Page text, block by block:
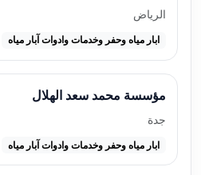
الرياض
ابار مياه وحفر وخدمات وادوات آبار مياه
مؤسسة محمد سعد الهلال
جدة
ابار مياه وحفر وخدمات وادوات آبار مياه